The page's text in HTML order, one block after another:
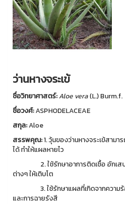
ว่านหางจระเข้
ชื่อวิทยาศาสตร์:Aloe vera(L.) Burm.f.
ชื่อวงศ์:ASPHODELACEAE
สกุล:Aloe
สรรพคุณ:1. วุ้นของว่านหางจระเข้สาม
ได้ ทำให้แผลหายไว
2. ใช้รักษาอาการติดเชื้อ อักเสบ แ
ต่างๆ ให้เติบโต
3. ใช้รักษาแผลที่เกิดจากความร้อ
และการฉายรังสี